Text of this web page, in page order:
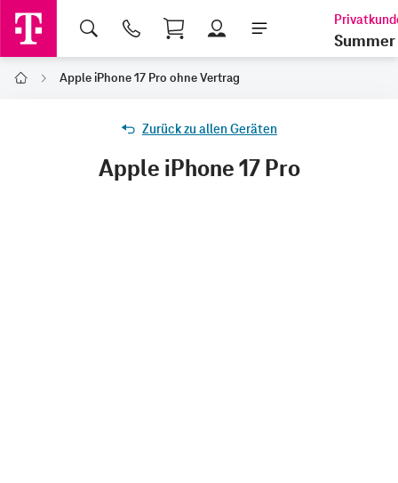
Shopping Cart
Summer
Home Apple iPhone 17 Pro ohne Vertrag
Zurück zu allen Geräten
Apple iPhone 17 Pro